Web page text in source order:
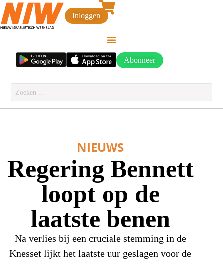
Inloggen
Abonneer
NIEUWS
Regering Bennett
loopt op de
laatste benen
Na verlies bij een cruciale stemming in de
Knesset lijkt het laatste uur geslagen voor de